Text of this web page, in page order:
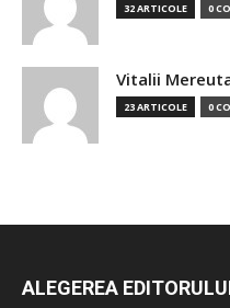
32 ARTICOLE 0
Vitalii
23 ARTICOLE 0
ALEGEREA